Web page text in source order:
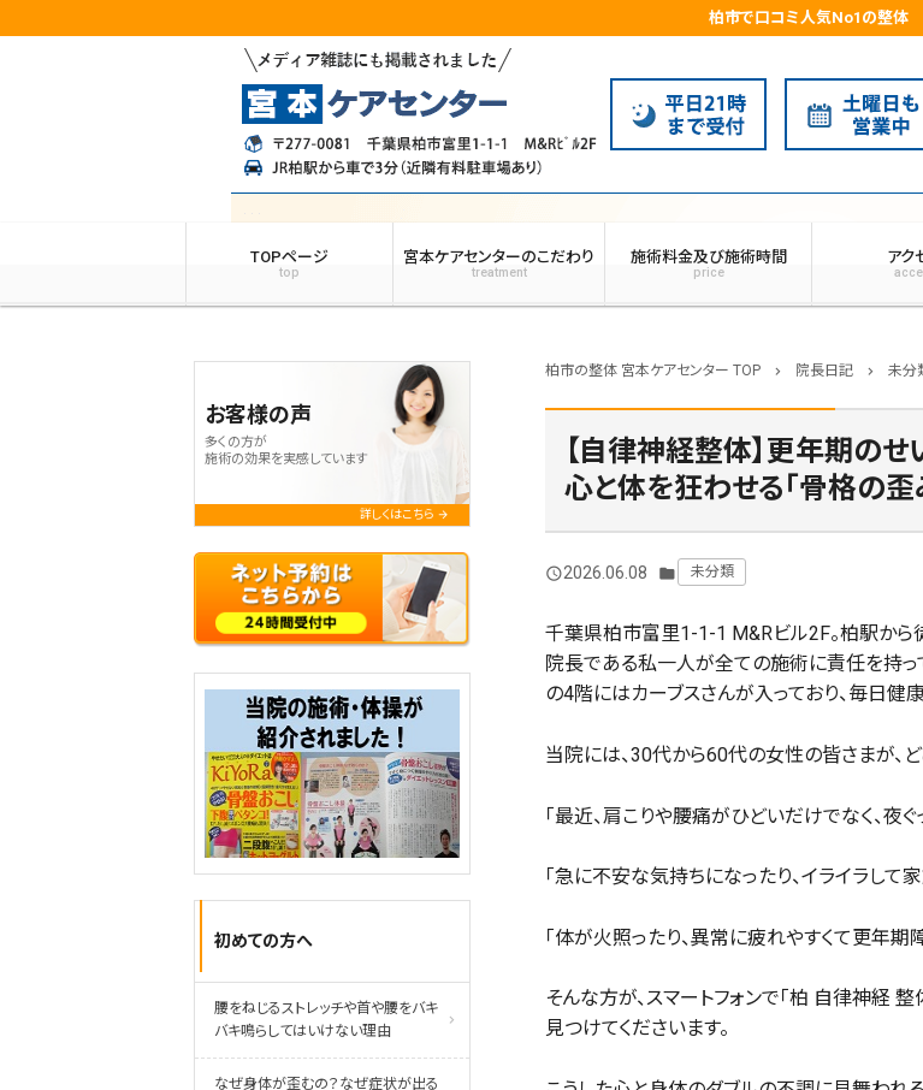
柏市で口コミ人気No1の整体
TOPページ
top
宮本ケアセンターのこだわり
treatment
施術料金及び施術時間
price
アク
柏市の整体 宮本ケアセンター TOP chevron_right 院長日記 chevron_right 未分
【自律神経整体】更年期の
心と体を狂わせる「骨格の
query_builder2026.06.08 folder 未分類
千葉県柏市富里1-1-1 M&Rビル2F。柏駅から
院長である私一人が全ての施術に責任を持っ
の4階にはカーブスさんが入っており、毎日健
当院には、30代から60代の女性の皆さまが、
「最近、肩こりや腰痛がひどいだけでなく、夜ぐ
「急に不安な気持ちになったり、イライラして
「体が火照ったり、異常に疲れやすくて更年期
そんな方が、スマートフォンで「柏 自律神経
見つけてくださいます。
お客様の声
多くの方が
施術の効果を実感しています
詳しくはこちら
初めての方へ
腰をねじるストレッチや首や腰をバキ
バキ鳴らしてはいけない理由
なぜ身体が歪むの？なぜ症状が出る